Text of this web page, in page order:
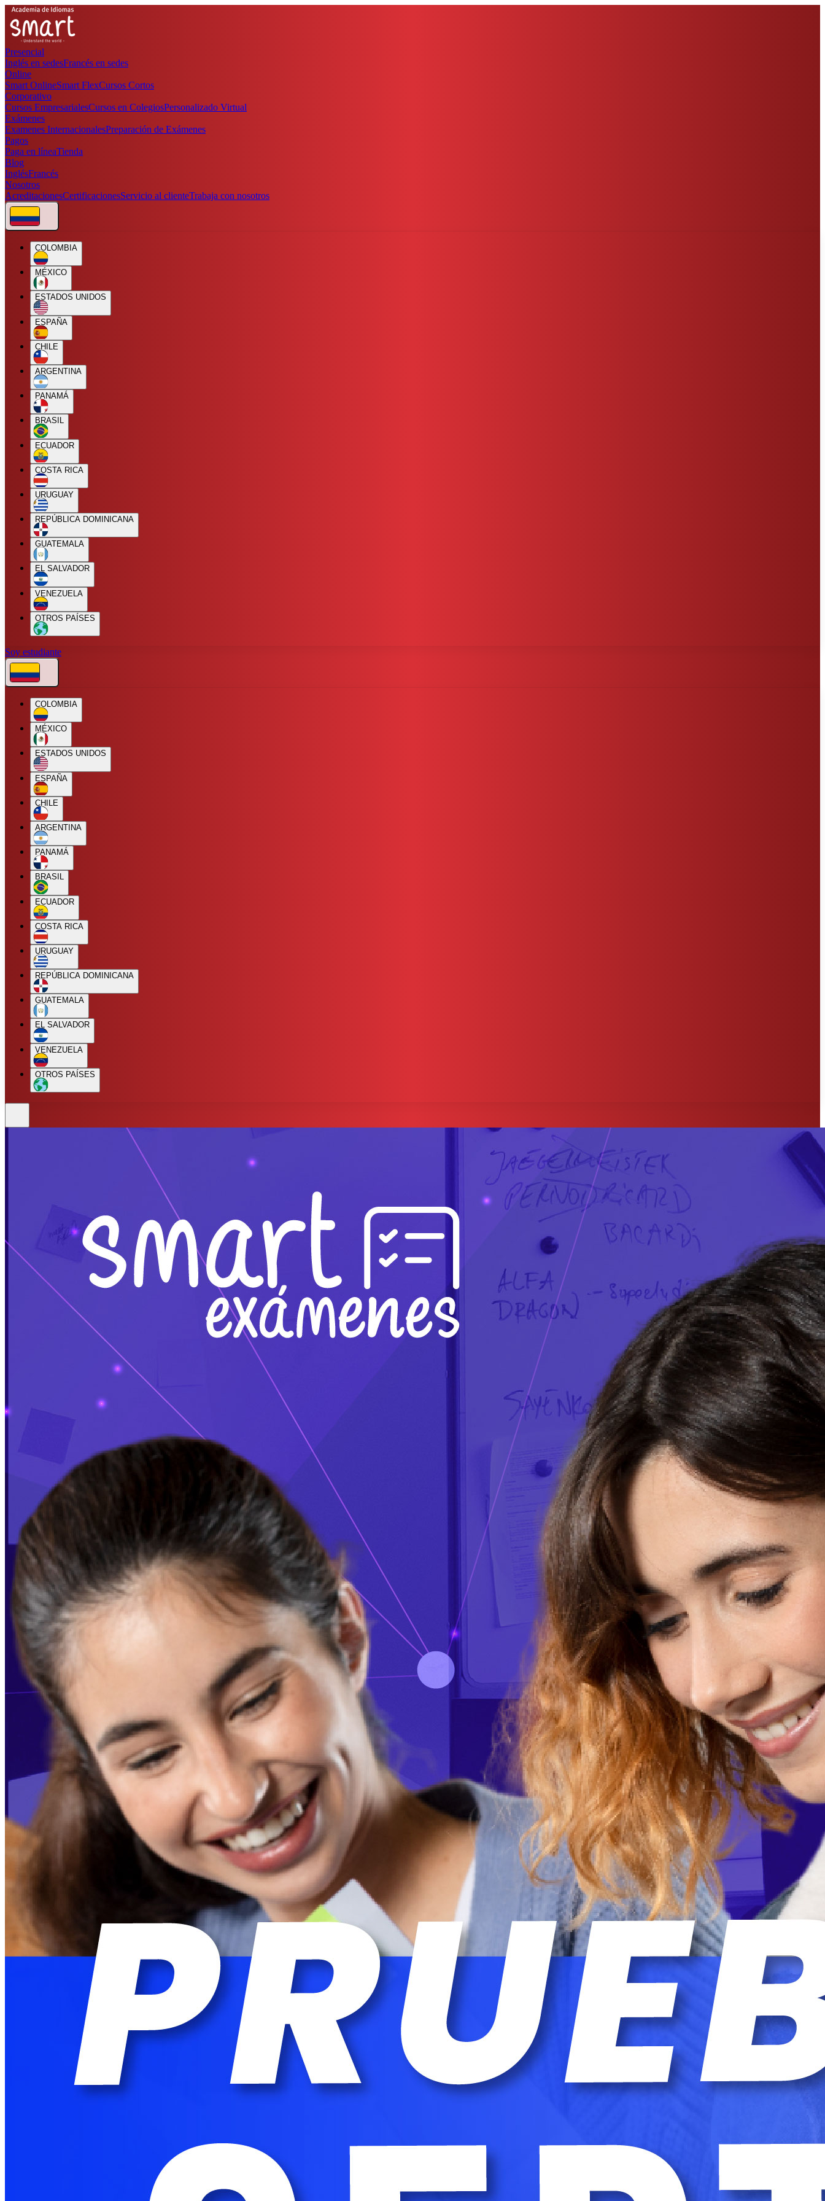
Presencial
Inglés en sedesFrancés en sedes
Online
Smart OnlineSmart FlexCursos Cortos
Corporativo
Cursos EmpresarialesCursos en ColegiosPersonalizado Virtual
Exámenes
Examenes InternacionalesPreparación de Exámenes
Pagos
Paga en líneaTienda
Blog
InglésFrancés
Nosotros
AcreditacionesCertificacionesServicio al clienteTrabaja con nosotros
COLOMBIA
MÉXICO
ESTADOS UNIDOS
ESPAÑA
CHILE
ARGENTINA
PANAMÁ
BRASIL
ECUADOR
COSTA RICA
URUGUAY
REPÚBLICA DOMINICANA
GUATEMALA
EL SALVADOR
VENEZUELA
OTROS PAÍSES
Soy estudiante
COLOMBIA
MÉXICO
ESTADOS UNIDOS
ESPAÑA
CHILE
ARGENTINA
PANAMÁ
BRASIL
ECUADOR
COSTA RICA
URUGUAY
REPÚBLICA DOMINICANA
GUATEMALA
EL SALVADOR
VENEZUELA
OTROS PAÍSES